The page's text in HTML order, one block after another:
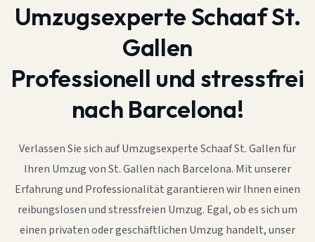
Umzugsexperte Schaaf St.
Gallen
Professionell und stressfrei
nach Barcelona!
Verlassen Sie sich auf Umzugsexperte Schaaf St. Gallen für
Ihren Umzug von St. Gallen nach Barcelona. Mit unserer
Erfahrung und Professionalität garantieren wir Ihnen einen
reibungslosen und stressfreien Umzug. Egal, ob es sich um
einen privaten oder geschäftlichen Umzug handelt, unser